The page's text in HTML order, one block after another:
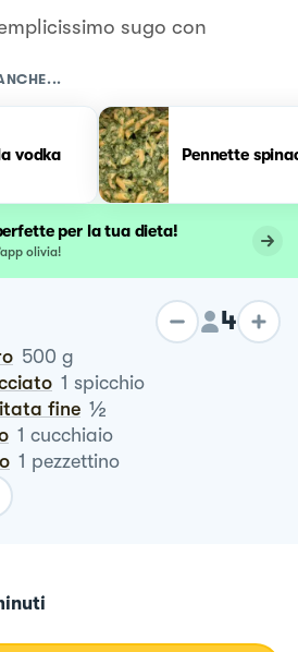
sugo con
vodka Pennette
per la tua dieta!
olivia!
4
500 g
1 spicchio
fine ½
1 cucchiaio
1 pezzettino